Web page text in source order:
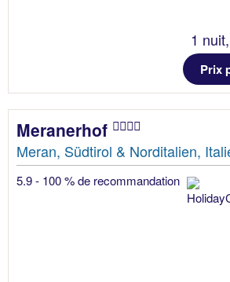
1
Prix
Meranerhof
Meran, Südtirol & Norditalien,
5.9 - 100 % de recommandation